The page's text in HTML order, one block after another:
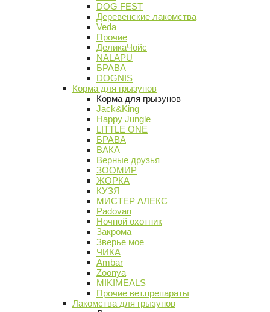
DOG FEST
Деревенские лакомства
Veda
Прочие
ДеликаЧойс
NALAPU
БРАВА
DOGNIS
Корма для грызунов
Корма для грызунов
Jack&King
Happy Jungle
LITTLE ONE
БРАВА
ВАКА
Верные друзья
ЗООМИР
ЖОРКА
КУЗЯ
МИСТЕР АЛЕКС
Padovan
Ночной охотник
Закрома
Зверье мое
ЧИКА
Ambar
Zoonya
MIKIMEALS
Прочие вет.препараты
Лакомства для грызунов